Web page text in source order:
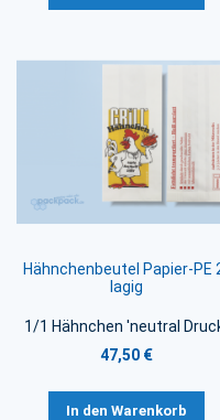
Hähnchenbeutel Papier-PE
lagig
1/1 Hähnchen 'neutral
47,50 €
In den Warenkorb